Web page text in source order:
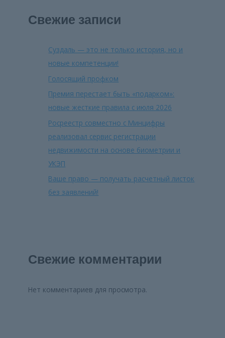
Свежие записи
Суздаль — это не только история, но и
новые компетенции!
Голосящий профком
Премия перестает быть «подарком»:
новые жесткие правила с июля 2026
Росреестр совместно с Минцифры
реализовал сервис регистрации
недвижимости на основе биометрии и
УКЭП
Ваше право — получать расчетный листок
без заявлений!
Свежие комментарии
Нет комментариев для просмотра.